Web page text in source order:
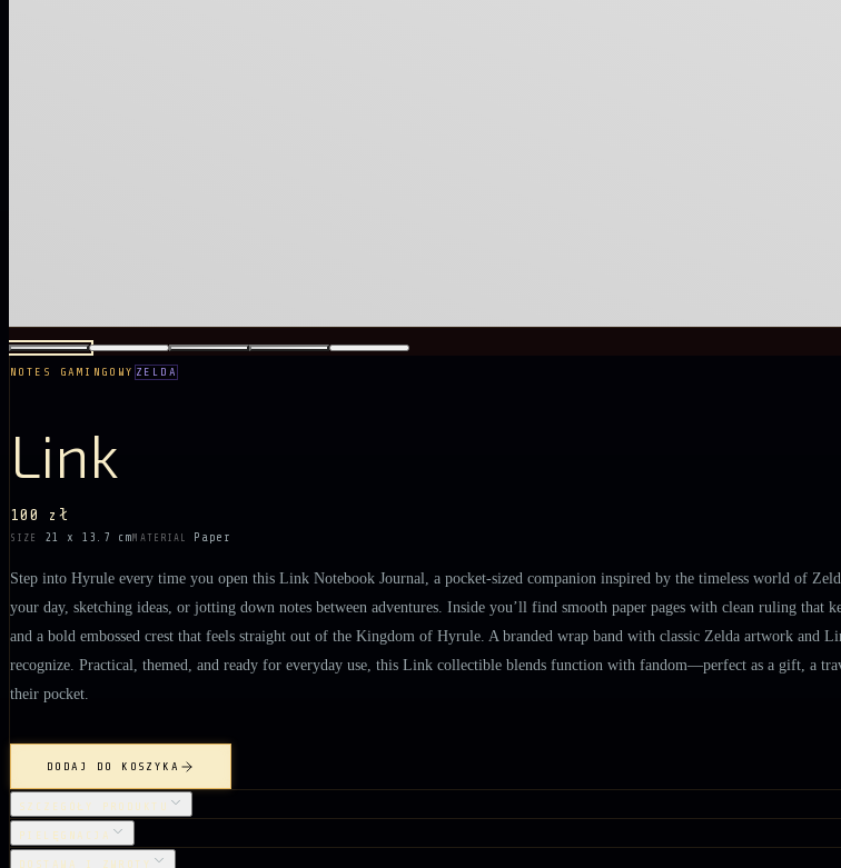
NOTES GAMINGOWY ZELDA
Link
100 zł
SIZE 21 x 13.7 cmMATERIAL Paper
Step into Hyrule every time you open this Link Notebook Journal, a pocket-sized companion inspired by the timeless world of
your day, sketching ideas, or jotting down notes between adventures. Inside you’ll find smooth paper pages with clean ruling
and a bold embossed crest that feels straight out of the Kingdom of Hyrule. A branded wrap band with classic Zelda artwork and
recognize. Practical, themed, and ready for everyday use, this Link collectible blends function with fandom—perfect as a gift, a
their pocket.
DODAJ DO KOSZYKA
SZCZEGÓŁY PRODUKTU
PIELĘGNACJA
DOSTAWA I ZWROTY